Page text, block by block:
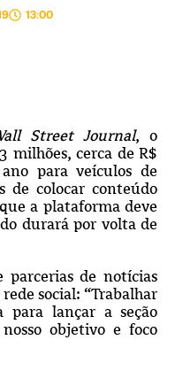
13:00
Street Journal, o
milhões, cerca de R$
para veículos de
de colocar conteúdo
a plataforma deve
durará por volta de
parcerias de notícias
social: “Trabalhar
lançar a seção
objetivo e foco